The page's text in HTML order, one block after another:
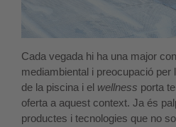
Cada vegada hi ha una major
mediambiental i preocupació per
de la piscina i el wellness porta
oferta a aquest context. Ja és
productes i tecnologies que no